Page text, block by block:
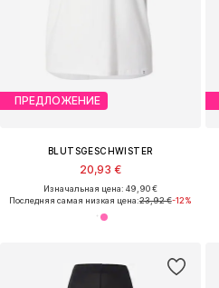
ПРЕДЛОЖЕНИЕ
BLUTSGESCHWISTER
20,93 €
Изначальная цена: 49,90 €
Последняя самая низкая цена:23,92 €-12%